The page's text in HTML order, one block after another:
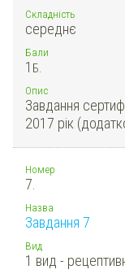
Складність
середнє
Бали
1 Б.
Опис
Завдання
2017 рік
Номер
7.
Назва
Завдання 7
Вид
1 вид -